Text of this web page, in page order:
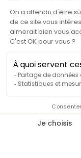
Créer votre
Politique de
Conditions
Médiateur de la
Rejoignez-nous
Nos